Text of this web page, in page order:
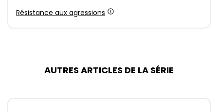
Résistance aux agressions
AUTRES ARTICLES DE LA SÉRIE